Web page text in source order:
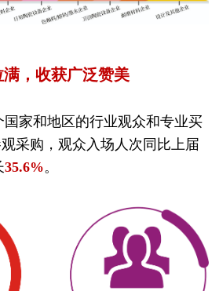
满，收获广泛赞美
国家和地区的行业观众和专业买
采购，观众入场人次同比上届
35.6%。